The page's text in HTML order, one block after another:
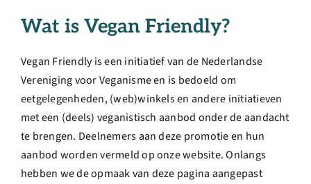
Wat is Vegan Friendly?
Vegan Friendly is een initiatief van de Nederlandse
Vereniging voor Veganisme en is bedoeld om
eetgelegenheden, (web)winkels en andere initiatieven
met een (deels) veganistisch aanbod onder de aandacht
te brengen. Deelnemers aan deze promotie en hun
aanbod worden vermeld op onze website. Onlangs
hebben we de opmaak van deze pagina aangepast